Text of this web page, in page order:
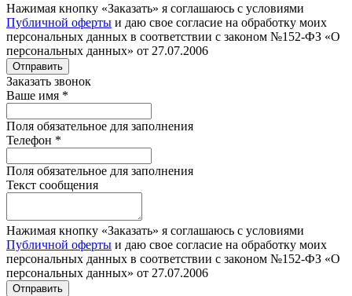
Нажимая кнопку «Заказать» я соглашаюсь с условиями
Публичной оферты и даю свое согласие на обработку моих
персональных данных в соответствии с законом №152-ФЗ «О
персональных данных» от 27.07.2006
Отправить
Заказать звонок
Ваше имя *
Поля обязательное для заполнения
Телефон *
Поля обязательное для заполнения
Текст сообщения
Нажимая кнопку «Заказать» я соглашаюсь с условиями
Публичной оферты и даю свое согласие на обработку моих
персональных данных в соответствии с законом №152-ФЗ «О
персональных данных» от 27.07.2006
Отправить